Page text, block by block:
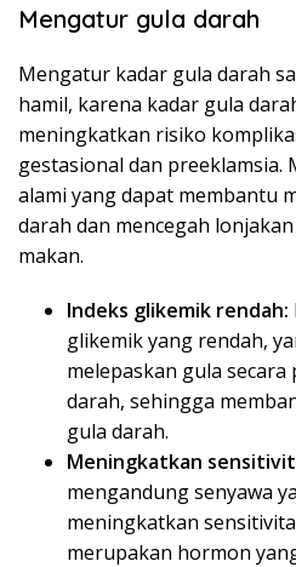
Mengatur gula darah
Mengatur kadar gula darah
hamil, karena kadar gula
meningkatkan risiko
gestasional dan preeklamsia.
alami yang dapat membantu
darah dan mencegah
makan.
Indeks glikemik rendah:
glikemik yang rendah,
melepaskan gula
darah, sehingga
gula darah.
Meningkatkan
mengandung senyawa
meningkatkan
merupakan hormon